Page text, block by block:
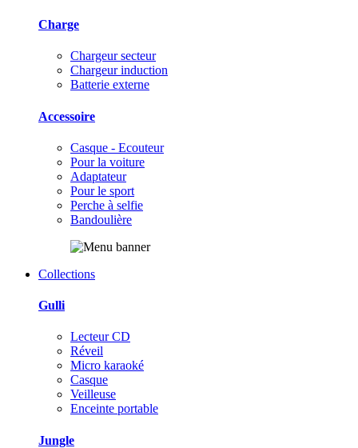
Charge
Chargeur secteur
Chargeur induction
Batterie externe
Accessoire
Casque - Ecouteur
Pour la voiture
Adaptateur
Pour le sport
Perche à selfie
Bandoulière
Collections
Gulli
Lecteur CD
Réveil
Micro karaoké
Casque
Veilleuse
Enceinte portable
Jungle